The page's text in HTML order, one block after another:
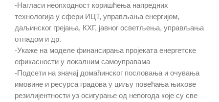
-Нагласи неопходност коришћења напредних
технологија у сфери ИЦТ, управљања енергијом,
даљинског грејања, КХГ, јавног осветљења, управљања
отпадом и др.
-Укаже на моделе финансирања пројеката енергетске
ефикасности у локалним самоуправама
-Подсети на значај домаћинског пословања и очувања
имовине и ресурса градова у циљу повећања њихове
резилијентности уз осигурање од непогода које су све